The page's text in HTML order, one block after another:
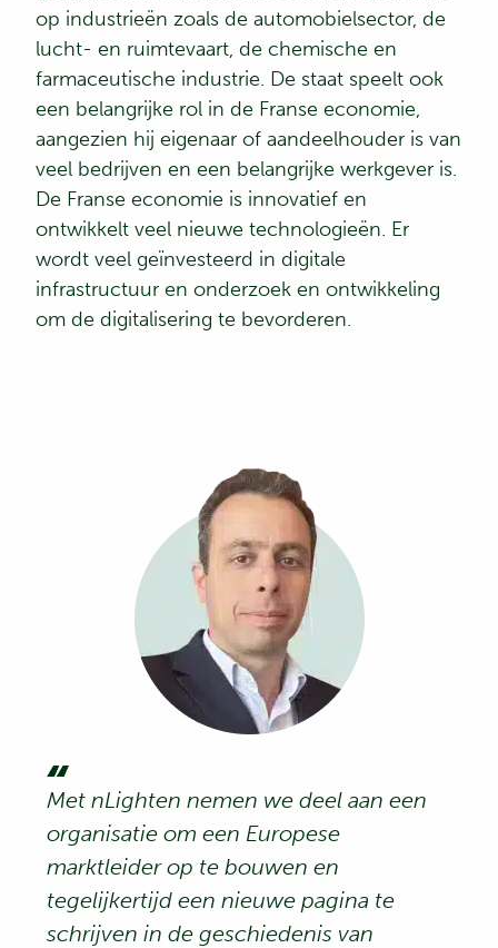
op industrieën zoals de automobielsector, de
lucht- en ruimtevaart, de chemische en
farmaceutische industrie. De staat speelt ook
een belangrijke rol in de Franse economie,
aangezien hij eigenaar of aandeelhouder is van
veel bedrijven en een belangrijke werkgever is.
De Franse economie is innovatief en
ontwikkelt veel nieuwe technologieën. Er
wordt veel geïnvesteerd in digitale
infrastructuur en onderzoek en ontwikkeling
om de digitalisering te bevorderen.
Met nLighten nemen we deel aan een
organisatie om een Europese
marktleider op te bouwen en
tegelijkertijd een nieuwe pagina te
schrijven in de geschiedenis van